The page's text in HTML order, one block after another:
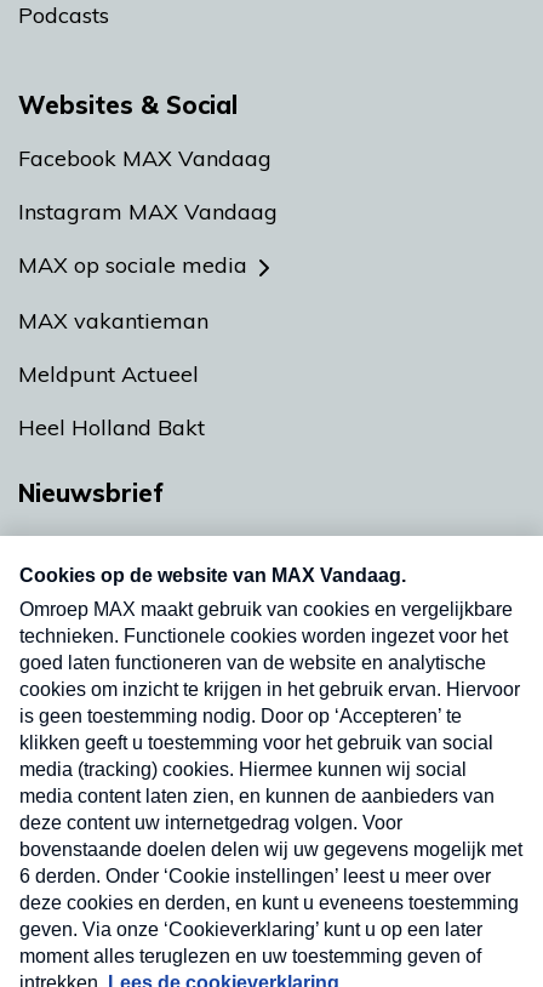
Podcasts
Websites & Social
Facebook MAX Vandaag
Instagram MAX Vandaag
MAX op sociale media
MAX vakantieman
Meldpunt Actueel
Heel Holland Bakt
Nieuwsbrief
Neem hier een gratis abonnement op onze
nieuwsbrief. Elke vrijdag- en dinsdagochtend in
uw mailbox.
Verzend
Nieuwsbrief
Neem hier een gratis abonnement op onze
nieuwsbrief. Elke vrijdag- en dinsdagochtend in uw